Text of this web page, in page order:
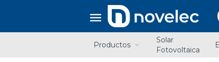
de
Productos
Solar
Fotovoltaica